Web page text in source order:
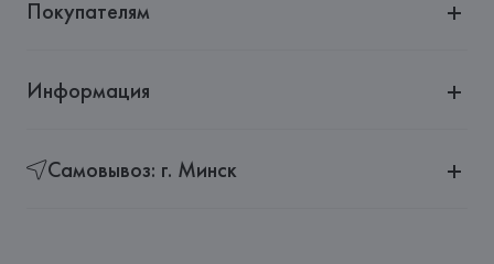
Покупателям
Информация
Самовывоз: г. Минск